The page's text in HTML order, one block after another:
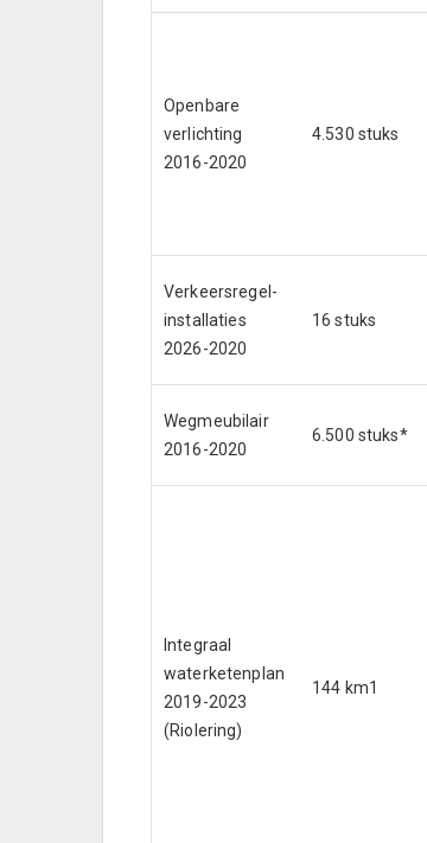
Openbare
verlichting
2016-2020
4.530 stuks
Verkeersregel-
installaties
2026-2020
16 stuks
Wegmeubilair
2016-2020
6.500 stuks*
Integraal
waterketenplan
2019-2023
(Riolering)
144 km1